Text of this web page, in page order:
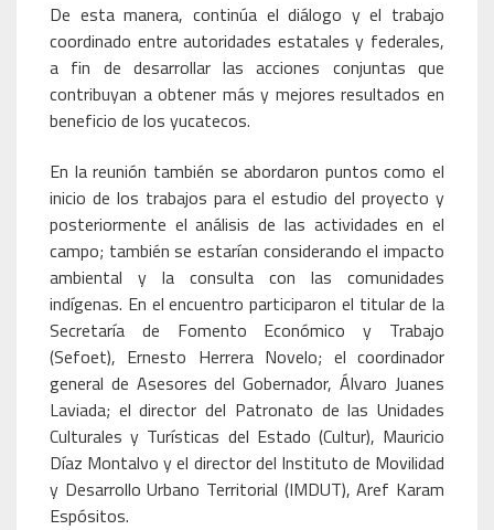
De esta manera, continúa el diálogo y el trabajo
coordinado entre autoridades estatales y federales,
a fin de desarrollar las acciones conjuntas que
contribuyan a obtener más y mejores resultados en
beneficio de los yucatecos.
En la reunión también se abordaron puntos como el
inicio de los trabajos para el estudio del proyecto y
posteriormente el análisis de las actividades en el
campo; también se estarían considerando el impacto
ambiental y la consulta con las comunidades
indígenas. En el encuentro participaron el titular de la
Secretaría de Fomento Económico y Trabajo
(Sefoet), Ernesto Herrera Novelo; el coordinador
general de Asesores del Gobernador, Álvaro Juanes
Laviada; el director del Patronato de las Unidades
Culturales y Turísticas del Estado (Cultur), Mauricio
Díaz Montalvo y el director del Instituto de Movilidad
y Desarrollo Urbano Territorial (IMDUT), Aref Karam
Espósitos.